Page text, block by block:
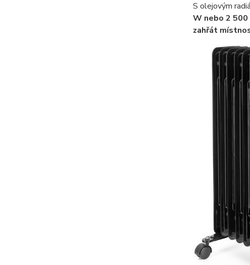
S olejovým
W nebo 2
zahřát